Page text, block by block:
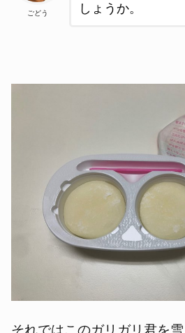
ごどう
しょうか。
それではこのガリガリ君を